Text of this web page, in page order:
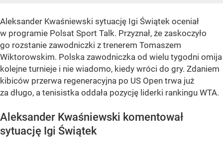
Aleksander Kwaśniewski sytuację Igi Świątek oceniał
w programie Polsat Sport Talk. Przyznał, że zaskoczyło
go rozstanie zawodniczki z trenerem Tomaszem
Wiktorowskim. Polska zawodniczka od wielu tygodni omija
kolejne turnieje i nie wiadomo, kiedy wróci do gry. Zdaniem
kibiców przerwa regeneracyjna po US Open trwa już
za długo, a tenisistka oddała pozycję liderki rankingu WTA.
Aleksander Kwaśniewski komentował
sytuację Igi Świątek